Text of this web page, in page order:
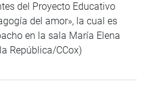
del Proyecto Educativo
del amor», la cual es
en la sala María Elena
República/CCox)